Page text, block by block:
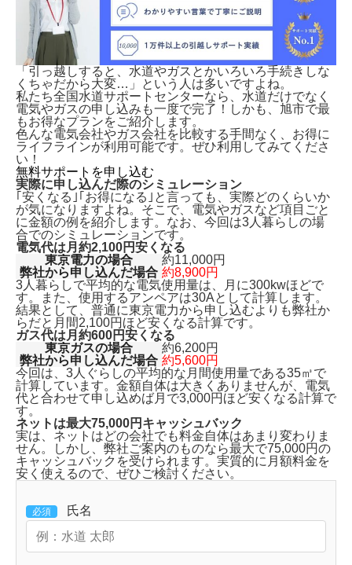
「引っ越しすると、水道やガスとかいろいろ手続きしな
くちゃだから大変…」という人は多いですよね。
私たち全国水道サポートセンターなら、水道だけでなく
電気やガスの申し込みも一度で完了！しかも、 旭市で最
もお得なプランをご紹介します。
色んな電気会社やガス会社を比較する手間なく、お得に
ライフラインが利用可能です。ぜひ利用してみてくださ
い！
無料サポートを申し込む
実際に申し込んだ際のシミュレーション
｢安くなる｣｢お得になる｣と言っても、実際どのくらいか
が気になりますよね。そこで、電気やガスなど項目ごと
に金額の例を紹介します。なお、今回は3人暮らしの場
合でのシミュレーションです。
電気代は月約2,100円安くなる
東京電力の場合
約11,000円
弊社から申し込んだ場合 約8,900円
3人暮らしで平均的な電気使用量は、月に300kwほどで
す。また、使用するアンペアは30Aとして計算します。
結果として、普通に東京電力から申し込むよりも弊社か
らだと月間2,100円ほど安くなる計算です。
ガス代は月約600円安くなる
東京ガスの場合
約6,200円
弊社から申し込んだ場合 約5,600円
今回は、3人ぐらしの平均的な月間使用量である35㎥で
計算しています。金額自体は大きくありませんが、 電気
代と合わせて申し込めば月で3,000円ほど安くなる計算で
す。
ネットは最大75,000円キャッシュバック
実は、ネットはどの会社でも料金自体はあまり変わりま
せん。しかし、弊社ご案内のものなら最大で75,000円の
キャッシュバックを受けられます。 実質的に月額料金を
安く使えるので、ぜひご検討ください。
必須 氏名